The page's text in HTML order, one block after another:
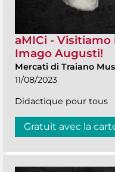
aMICi -
Imago Augusti!
Mercati di Traiano
11/08/2023
Didactique pour tous
Gratuit avec la